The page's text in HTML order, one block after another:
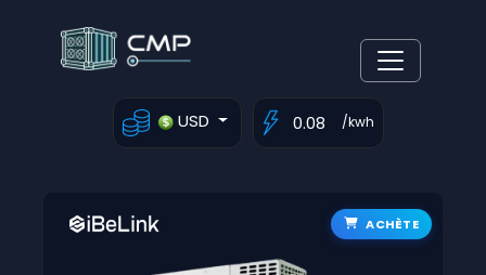
USD /kwh
ACHÈTE